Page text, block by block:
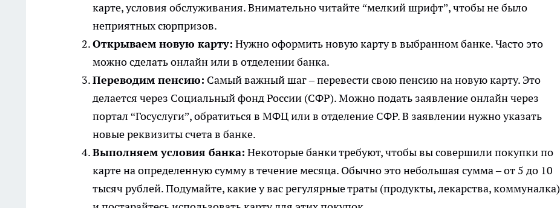
карте, условия обслуживания. Внимательно читайте “мелкий шрифт”, чтобы не было
неприятных сюрпризов.
Открываем новую карту: Нужно оформить новую карту в выбранном банке. Часто это
можно сделать онлайн или в отделении банка.
Переводим пенсию: Самый важный шаг – перевести свою пенсию на новую карту. Это
делается через Социальный фонд России (СФР). Можно подать заявление онлайн через
портал “Госуслуги”, обратиться в МФЦ или в отделение СФР. В заявлении нужно указать
новые реквизиты счета в банке.
Выполняем условия банка: Некоторые банки требуют, чтобы вы совершили покупки по
карте на определенную сумму в течение месяца. Обычно это небольшая сумма – от 5 до 10
тысяч рублей. Подумайте, какие у вас регулярные траты (продукты, лекарства, коммуналка)